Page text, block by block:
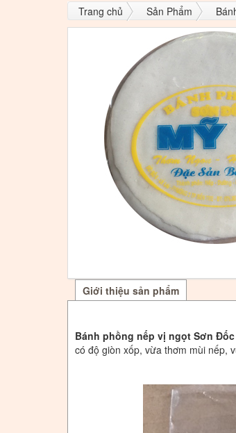
Trang chủ Sản Phẩm
Giới thiệu sản phẩm
Bánh phồng nếp vị ngọt Sơn Đốc
có độ giòn xốp, vừa thơm mùi nếp,